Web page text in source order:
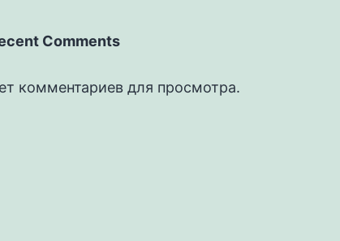
Comments
комментариев для просмотра.